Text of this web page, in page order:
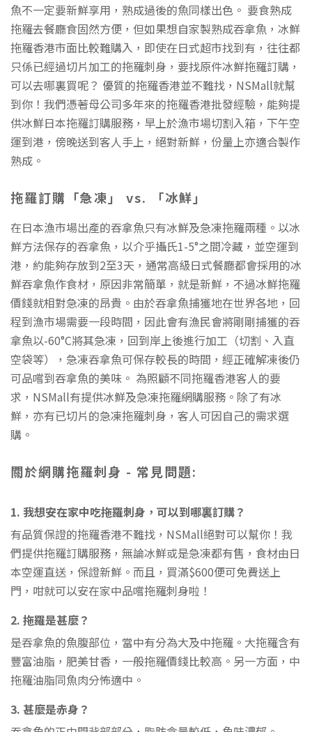
魚不一定要新鮮享用，熟成過後的魚同樣出色。 要食熟成
拖羅去餐廳食固然方便，但如果想自家製熟成吞拿魚，冰鮮
拖羅香港市面比較難購入，即使在日式超市找到有，往往都
只係已經過切片加工的拖羅刺身，要找原件冰鮮拖羅訂購，
可以去哪裏買呢？ 優質的拖羅香港並不難找，NSMall就幫
到你！我們憑著母公司多年來的拖羅香港批發經驗，能夠提
供冰鮮日本拖羅訂購服務，早上於漁市場切割入箱，下午空
運到港，傍晚送到客人手上，絕對新鮮，份量上亦適合製作
熟成。
拖羅訂購「急凍」 vs. 「冰鮮」
在日本漁市場出產的吞拿魚只有冰鮮及急凍拖羅兩種。以冰
鮮方法保存的吞拿魚，以介乎攝氏1-5°之間冷藏，並空運到
港，約能夠存放到2至3天，通常高級日式餐廳都會採用的冰
鮮吞拿魚作食材，原因非常簡單，就是新鮮，不過冰鮮拖羅
價錢就相對急凍的昂貴。由於吞拿魚捕獲地在世界各地，回
程到漁市場需要一段時間，因此會有漁民會將剛剛捕獲的吞
拿魚以-60°C將其急凍，回到岸上後進行加工（切割、入直
空袋等），急凍吞拿魚可保存較長的時間，經正確解凍後仍
可品嚐到吞拿魚的美味。 為照顧不同拖羅香港客人的要
求，NSMall有提供冰鮮及急凍拖羅網購服務。除了有冰
鮮，亦有已切片的急凍拖羅刺身，客人可因自己的需求選
購。
關於網購拖羅刺身 - 常見問題:
1. 我想安在家中吃拖羅刺身，可以到哪裏訂購？
有品質保證的拖羅香港不難找，NSMall絕對可以幫你！我
們提供拖羅訂購服務，無論冰鮮或是急凍都有售，食材由日
本空運直送，保證新鮮。而且，買滿$600便可免費送上
門，咁就可以安在家中品嚐拖羅刺身啦！
2. 拖羅是甚麼？
是吞拿魚的魚腹部位，當中有分為大及中拖羅。大拖羅含有
豐富油脂，肥美甘香，一般拖羅價錢比較高。另一方面，中
拖羅油脂同魚肉分怖適中。
3. 甚麼是赤身？